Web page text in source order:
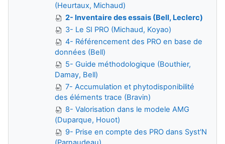
(Heurtaux, Michaud)
2- Inventaire des essais (Bell, Leclerc)
3- Le SI PRO (Michaud, Koyao)
4- Référencement des PRO en base de
données (Bell)
5- Guide méthodologique (Bouthier,
Damay, Bell)
7- Accumulation et phytodisponibilité
des éléments trace (Bravin)
8- Valorisation dans le modele AMG
(Duparque, Houot)
9- Prise en compte des PRO dans Syst'N